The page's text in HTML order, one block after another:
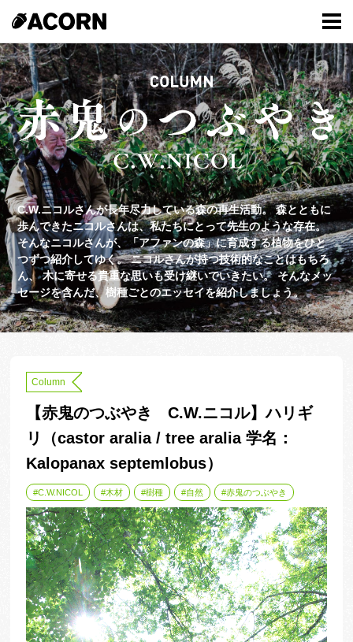
C.W.ニコルさんが長年尽力している森の再生活動。森とともに
歩んできたニコルさんは、私たちにとって先生のような存在。
そんなニコルさんが、「アファンの森」に育成する植物をひと
つずつ紹介してゆく。ニコルさんが持つ技術的なことはもちろ
ん、木に寄せる貴重な思いも受け継いでいきたい。そんなメッ
セージを含んだ、樹種ごとのエッセイを紹介しましょう。
Column
【赤鬼のつぶやき C.W.ニコル】ハリギ
リ（castor aralia / tree aralia 学名：
Kalopanax septemlobus）
C.W.NICOL 木材 樹種 自然 赤鬼のつぶやき